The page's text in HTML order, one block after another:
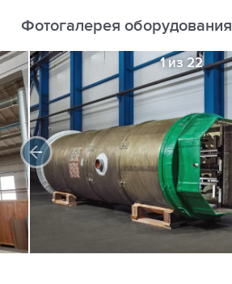
Фотогалерея оборудования
1 из 22